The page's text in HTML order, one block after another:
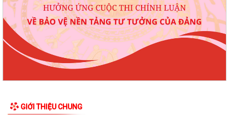
GIỚI THIỆU CHUNG